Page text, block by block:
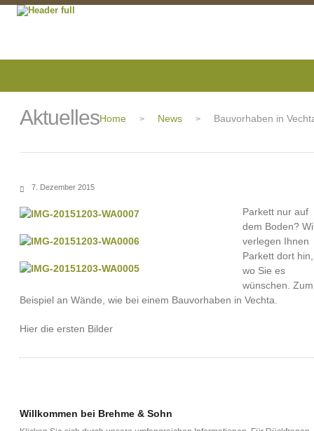
AktuellesHome > News > Bauvorhaben in
7. Dezember 2015
Parkett nur auf
dem Boden?
verlegen Ihnen
Parkett dort hin,
wo Sie es
wünschen. Zum
Beispiel an Wände, wie bei einem Bauvorhaben in Vechta.
Hier die ersten Bilder
Willkommen bei Brehme & Sohn